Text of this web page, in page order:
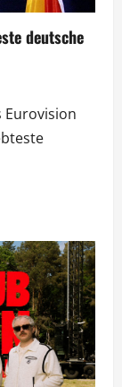
deutsche
Eurovision